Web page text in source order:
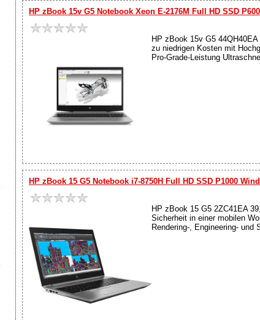
HP zBook 15v G5 Notebook Xeon E-2176M Full HD SSD
HP zBook 15v G5
zu niedrigen Kosten mit
Pro-Grade-Leistung
HP zBook 15 G5 Notebook i7-8750H Full HD SSD P1000
HP zBook 15 G5 2ZC41EA
Sicherheit in einer mobilen
Rendering-, Engineering- und